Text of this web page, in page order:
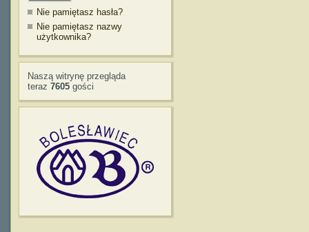
Nie pamiętasz hasła?
Nie pamiętasz nazwy
użytkownika?
Naszą witrynę przegląda
teraz 7605 gości